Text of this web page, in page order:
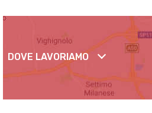
DOVE LAVORIAMO